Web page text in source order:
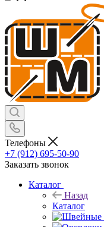
Телефоны
+7 (912) 695-50-90
Заказать звонок
Каталог
Назад
Каталог